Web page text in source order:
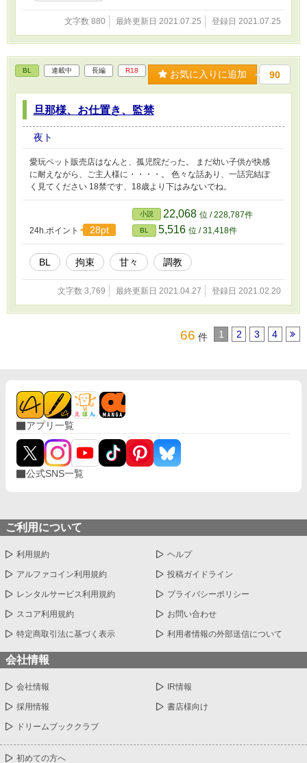
文字数 880 最終更新日 2021.07.25 登録日 2021.07.25
BL 連載中 長編 R18 お気に入りに追加 90
旦那様、お仕置き、監禁
夜ト
愛玩ペット販売店はなんと、孤児院だった。 まだ幼い子供が快感
に耐えながら、ご主人様に・・・・。 色々な話あり、一話完結ぽ
く見てください 18禁です、18歳より下はみないでね。
24h.ポイント 28pt
小説 22,068 位 / 228,787件
BL 5,516 位 / 31,418件
BL 拘束 甘々 調教
文字数 3,769 最終更新日 2021.04.27 登録日 2021.02.20
66 件 1 2 3 4
アプリ一覧
公式SNS一覧
ご利用について
利用規約 ヘルプ
アルファコイン利用規約 投稿ガイドライン
レンタルサービス利用規約 プライバシーポリシー
スコア利用規約 お問い合わせ
特定商取引法に基づく表示 利用者情報の外部送信について
会社情報
会社情報 IR情報
採用情報 書店様向け
ドリームブッククラブ
初めての方へ